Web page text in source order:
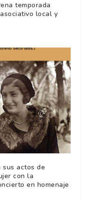
temporada
local y
sus actos de
con la
en homenaje